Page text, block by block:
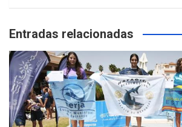
Entradas relacionadas